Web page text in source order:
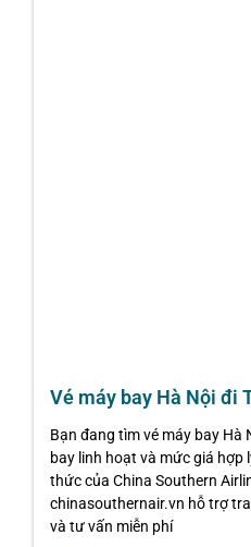
Vé máy bay Hà Nội đi
Bạn đang tìm vé máy bay Hà
bay linh hoạt và mức giá hợp
thức của China Southern
chinasouthernair.vn hỗ trợ
và tư vấn miễn phí